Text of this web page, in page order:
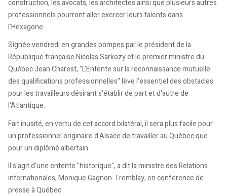
construction, les avocats, les architectes ainsi que plusieurs autres
professionnels pourront aller exercer leurs talents dans
l'Hexagone.
Signée vendredi en grandes pompes par le président de la
République française Nicolas Sarkozy et le premier ministre du
Québec Jean Charest, "L'Entente sur la reconnaissance mutuelle
des qualifications professionnelles" lève l'essentiel des obstacles
pour les travailleurs désirant s'établir de part et d'autre de
l'Atlantique.
Fait inusité, en vertu de cet accord bilatéral, il sera plus facile pour
un professionnel originaire d'Alsace de travailler au Québec que
pour un diplômé albertain.
Il s'agit d'une entente "historique", a dit la ministre des Relations
internationales, Monique Gagnon-Tremblay, en conférence de
presse à Québec.